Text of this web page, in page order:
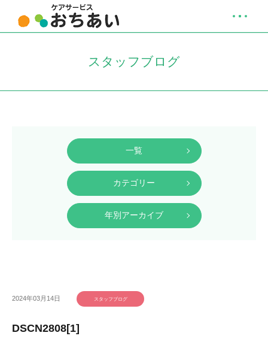
スタッフブログ
一覧
カテゴリー
年別アーカイブ
2024年03月14日 スタッフブログ
DSCN2808[1]